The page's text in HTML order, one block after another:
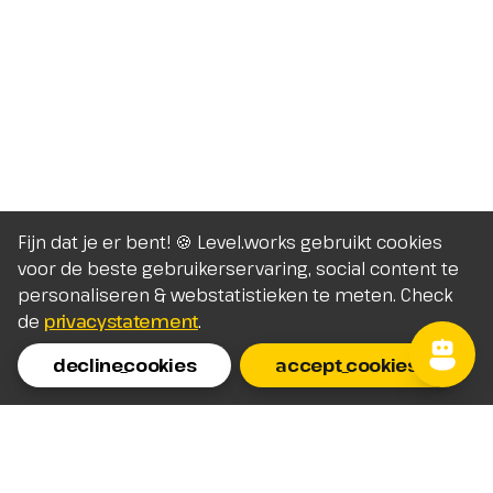
Fijn dat je er bent! 🍪 Level.works gebruikt cookies
voor de beste gebruikerservaring, social content te
personaliseren & webstatistieken te meten. Check
de privacystatement.
decline_cookies
accept_cookies